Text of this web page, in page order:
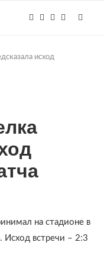
исход
на стадионе в
Исход встречи – 2:3